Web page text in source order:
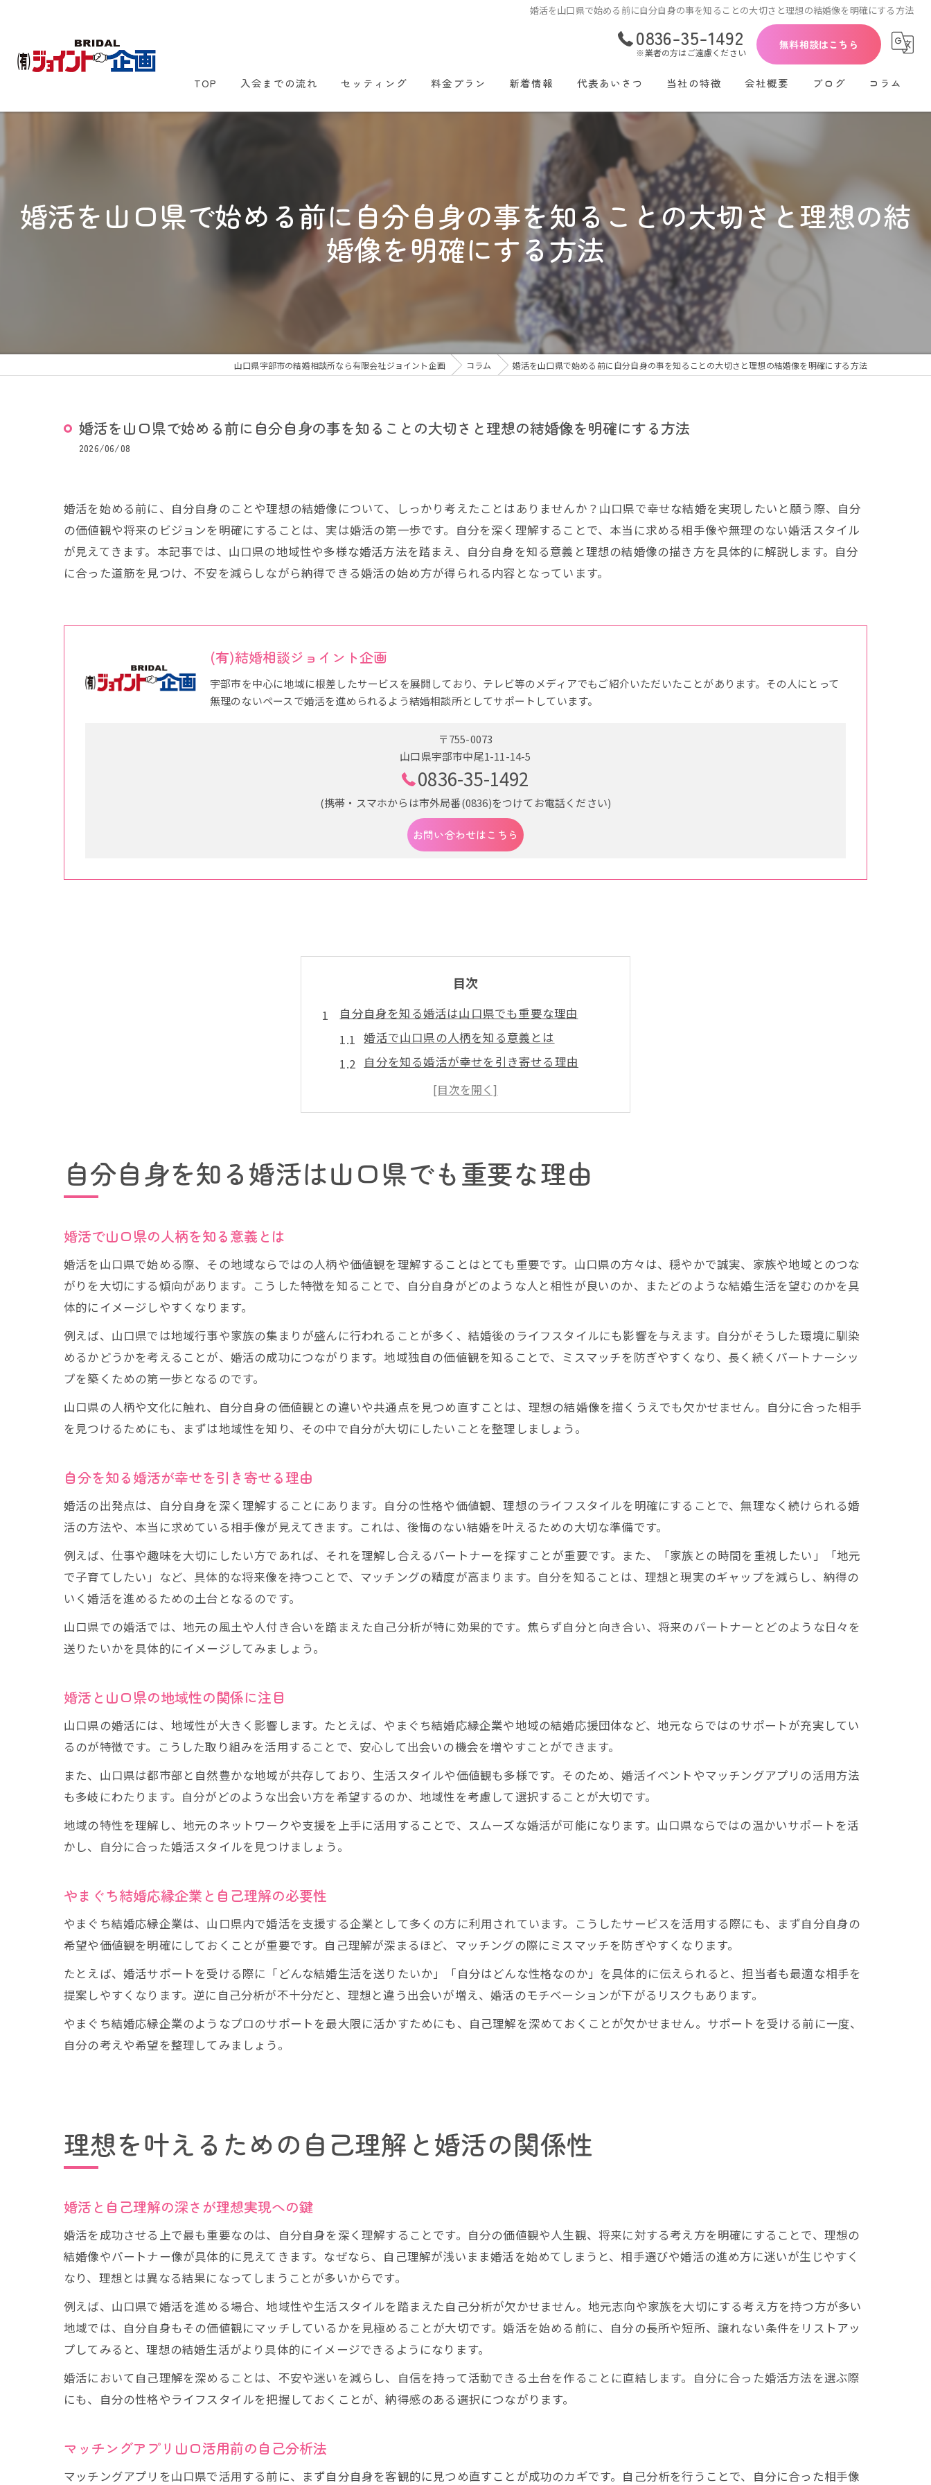
婚活を山口県で始める前に自分自身の事を知ることの大切さと理想の結婚像を明確にする方法
0836-35-1492
※業者の方はご遠慮ください
無料相談はこちら
TOP 入会までの流れ セッティング 料金プラン 新着情報 代表あいさつ 当社の特徴
初めて
30代
40代
再婚
シングル
会社概要 ブログ コラム
婚活を山口県で始める前に自分自身の事を知ることの大切さと理想の結
婚像を明確にする方法
山口県宇部市の結婚相談所なら有限会社ジョイント企画 コラム 婚活を山口県で始める前に自分自身の事を知ることの大切さと理想の結婚像を明確にする方法
婚活を山口県で始める前に自分自身の事を知ることの大切さと理想の結婚像を明確にする方法
2026/06/08
婚活を始める前に、自分自身のことや理想の結婚像について、しっかり考えたことはありませんか？山口県で幸せな結婚を実現したいと願う際、自分
の価値観や将来のビジョンを明確にすることは、実は婚活の第一歩です。自分を深く理解することで、本当に求める相手像や無理のない婚活スタイル
が見えてきます。本記事では、山口県の地域性や多様な婚活方法を踏まえ、自分自身を知る意義と理想の結婚像の描き方を具体的に解説します。自分
に合った道筋を見つけ、不安を減らしながら納得できる婚活の始め方が得られる内容となっています。
(有)結婚相談ジョイント企画
宇部市を中心に地域に根差したサービスを展開しており、テレビ等のメディアでもご紹介いただいたことがあります。その人にとって
無理のないペースで婚活を進められるよう結婚相談所としてサポートしています。
〒755-0073
山口県宇部市中尾1-11-14-5
0836-35-1492
(携帯・スマホからは市外局番(0836)をつけてお電話ください)
お問い合わせはこちら
目次
自分自身を知る婚活は山口県でも重要な理由
婚活で山口県の人柄を知る意義とは
自分を知る婚活が幸せを引き寄せる理由
婚活と山口県の地域性の関係に注目
やまぐち結婚応縁企業と自己理解の必要性
婚活と自己理解の深さが理想実現への鍵
マッチングアプリ山口活用前の自己分析法
やまぐち結婚応援団利用前の価値観チェック
山口県で始めるなら押さえておきたい婚活の基本
婚活の3ヶ月ルールを活かす自己管理術
価値観の棚卸しが婚活成功への第一歩となる理由
理想の結婚像を明確にする価値観の棚卸し
婚活に役立つ自己分析と価値観リストアップ
自分に合う婚活スタイル発見のヒントを紹介
婚活で自分に合う方法を見つけるヒント集
婚活で疲れない自分らしさを見つける方法
納得できる婚活を叶える自己分析のコツ
婚活3ヶ月ルールを意識した自己理解の進め方
自分自身を知る婚活は山口県でも重要な理由
婚活で山口県の人柄を知る意義とは
婚活を山口県で始める際、その地域ならではの人柄や価値観を理解することはとても重要です。山口県の方々は、穏やかで誠実、家族や地域とのつな
がりを大切にする傾向があります。こうした特徴を知ることで、自分自身がどのような人と相性が良いのか、またどのような結婚生活を望むのかを具
体的にイメージしやすくなります。
例えば、山口県では地域行事や家族の集まりが盛んに行われることが多く、結婚後のライフスタイルにも影響を与えます。自分がそうした環境に馴染
めるかどうかを考えることが、婚活の成功につながります。地域独自の価値観を知ることで、ミスマッチを防ぎやすくなり、長く続くパートナーシッ
プを築くための第一歩となるのです。
山口県の人柄や文化に触れ、自分自身の価値観との違いや共通点を見つめ直すことは、理想の結婚像を描くうえでも欠かせません。自分に合った相手
を見つけるためにも、まずは地域性を知り、その中で自分が大切にしたいことを整理しましょう。
自分を知る婚活が幸せを引き寄せる理由
婚活の出発点は、自分自身を深く理解することにあります。自分の性格や価値観、理想のライフスタイルを明確にすることで、無理なく続けられる婚
活の方法や、本当に求めている相手像が見えてきます。これは、後悔のない結婚を叶えるための大切な準備です。
例えば、仕事や趣味を大切にしたい方であれば、それを理解し合えるパートナーを探すことが重要です。また、「家族との時間を重視したい」「地元
で子育てしたい」など、具体的な将来像を持つことで、マッチングの精度が高まります。自分を知ることは、理想と現実のギャップを減らし、納得の
いく婚活を進めるための土台となるのです。
山口県での婚活では、地元の風土や人付き合いを踏まえた自己分析が特に効果的です。焦らず自分と向き合い、将来のパートナーとどのような日々を
送りたいかを具体的にイメージしてみましょう。
婚活と山口県の地域性の関係に注目
山口県の婚活には、地域性が大きく影響します。たとえば、やまぐち結婚応縁企業や地域の結婚応援団体など、地元ならではのサポートが充実してい
るのが特徴です。こうした取り組みを活用することで、安心して出会いの機会を増やすことができます。
また、山口県は都市部と自然豊かな地域が共存しており、生活スタイルや価値観も多様です。そのため、婚活イベントやマッチングアプリの活用方法
も多岐にわたります。自分がどのような出会い方を希望するのか、地域性を考慮して選択することが大切です。
地域の特性を理解し、地元のネットワークや支援を上手に活用することで、スムーズな婚活が可能になります。山口県ならではの温かいサポートを活
かし、自分に合った婚活スタイルを見つけましょう。
やまぐち結婚応縁企業と自己理解の必要性
やまぐち結婚応縁企業は、山口県内で婚活を支援する企業として多くの方に利用されています。こうしたサービスを活用する際にも、まず自分自身の
希望や価値観を明確にしておくことが重要です。自己理解が深まるほど、マッチングの際にミスマッチを防ぎやすくなります。
たとえば、婚活サポートを受ける際に「どんな結婚生活を送りたいか」「自分はどんな性格なのか」を具体的に伝えられると、担当者も最適な相手を
提案しやすくなります。逆に自己分析が不十分だと、理想と違う出会いが増え、婚活のモチベーションが下がるリスクもあります。
やまぐち結婚応縁企業のようなプロのサポートを最大限に活かすためにも、自己理解を深めておくことが欠かせません。サポートを受ける前に一度、
自分の考えや希望を整理してみましょう。
理想を叶えるための自己理解と婚活の関係性
婚活と自己理解の深さが理想実現への鍵
婚活を成功させる上で最も重要なのは、自分自身を深く理解することです。自分の価値観や人生観、将来に対する考え方を明確にすることで、理想の
結婚像やパートナー像が具体的に見えてきます。なぜなら、自己理解が浅いまま婚活を始めてしまうと、相手選びや婚活の進め方に迷いが生じやすく
なり、理想とは異なる結果になってしまうことが多いからです。
例えば、山口県で婚活を進める場合、地域性や生活スタイルを踏まえた自己分析が欠かせません。地元志向や家族を大切にする考え方を持つ方が多い
地域では、自分自身もその価値観にマッチしているかを見極めることが大切です。婚活を始める前に、自分の長所や短所、譲れない条件をリストアッ
プしてみると、理想の結婚生活がより具体的にイメージできるようになります。
婚活において自己理解を深めることは、不安や迷いを減らし、自信を持って活動できる土台を作ることに直結します。自分に合った婚活方法を選ぶ際
にも、自分の性格やライフスタイルを把握しておくことが、納得感のある選択につながります。
マッチングアプリ山口活用前の自己分析法
マッチングアプリを山口県で活用する前に、まず自分自身を客観的に見つめ直すことが成功のカギです。自己分析を行うことで、自分に合った相手像
お問い合わせはこちら
お問い合わせはこちら